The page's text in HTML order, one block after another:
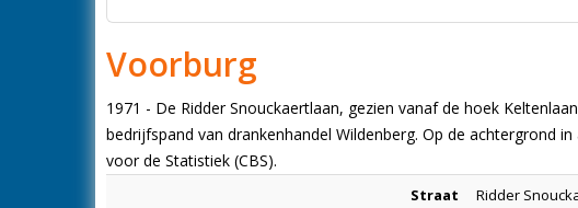
Voorburg
1971 - De Ridder Snouckaertlaan, gezien vanaf de hoek
bedrijfspand van drankenhandel Wildenberg. Op de achtergrond
voor de Statistiek (CBS).
Straat Ridder